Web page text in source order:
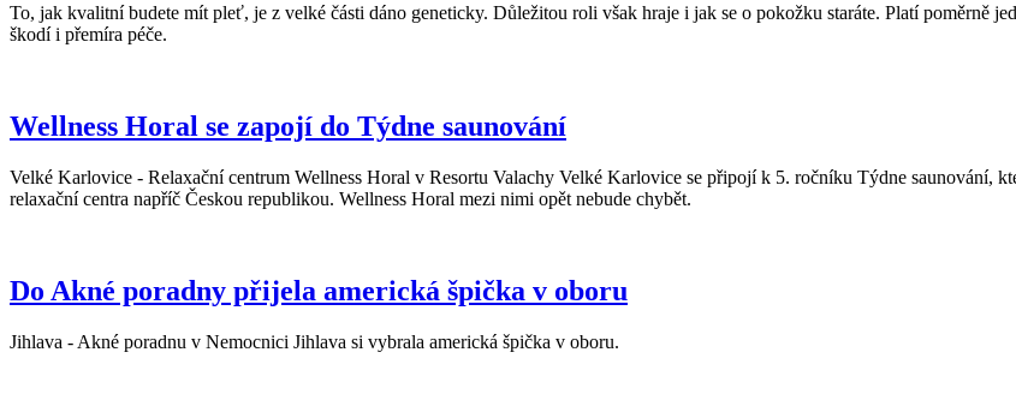
To, jak kvalitní budete mít pleť, je z velké části dáno geneticky. Důležitou roli však hraje i jak se o pokožku staráte. Platí poměrně
škodí i přemíra péče.
Wellness Horal se zapojí do Týdne saunování
Velké Karlovice - Relaxační centrum Wellness Horal v Resortu Valachy Velké Karlovice se připojí k 5. ročníku Týdne saunování,
relaxační centra napříč Českou republikou. Wellness Horal mezi nimi opět nebude chybět.
Do Akné poradny přijela americká špička v oboru
Jihlava - Akné poradnu v Nemocnici Jihlava si vybrala americká špička v oboru.